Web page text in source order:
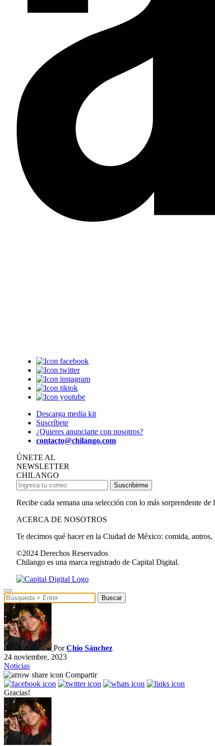
Descarga media kit
Suscríbete
¿Quieres anunciarte con nosotros?
contacto@chilango.com
ÚNETE AL
NEWSLETTER
CHILANGO
Suscribirme
Recibe cada semana una selección con lo más sorprendente
ACERCA DE NOSOTROS
Te decimos qué hacer en la Ciudad de México: comida,
©2024 Derechos Reservados
Chilango es una marca registrado de Capital Digital.
Buscar
PorChio Sánchez
24 noviembre, 2023
Noticias
Compartir
Gracias!